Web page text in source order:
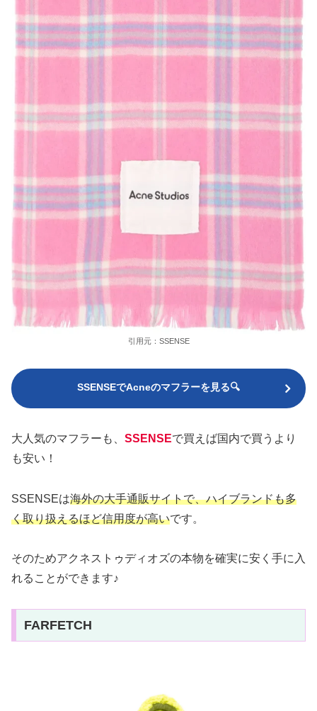
引用元：SSENSE
SSENSEでAcneのマフラーを見る🔍
大人気のマフラーも、 SSENSEで買えば国内で買うより
も安い！
SSENSEは海外の大手通販サイトで、ハイブランドも多
く取り扱えるほど信用度が高いです。
そのためアクネストゥディオズの本物を確実に安く手に入
れることができます♪
FARFETCH